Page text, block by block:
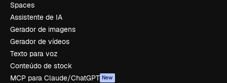
Spaces
Assistente de IA
Gerador de imagens
Gerador de vídeos
Texto para voz
Conteúdo de stock
MCP para Claude/ChatGPT New